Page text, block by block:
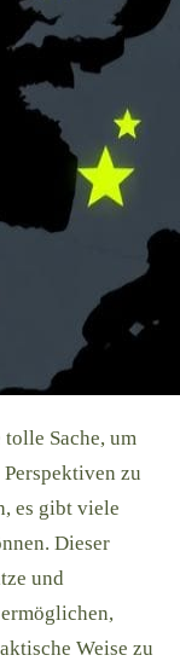
Sache, um
zu
es gibt viele
Dieser
und
Weise zu